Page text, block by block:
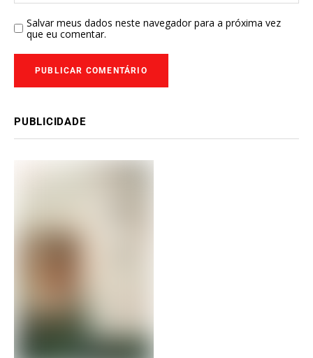
Salvar meus dados neste navegador para a próxima vez
que eu comentar.
PUBLICIDADE